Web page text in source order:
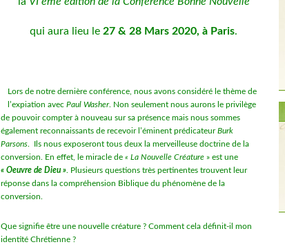
qui aura lieu le 27 & 28 Mars 2020, à Paris.
Lors de notre dernière conférence, nous avons considéré le thème de
l’expiation avec Paul Washer. Non seulement nous aurons le privilège
de pouvoir compter à nouveau sur sa présence mais nous sommes
également reconnaissants de recevoir l’éminent prédicateurBurk
Parsons.
Ils nous exposeront tous deux la merveilleuse doctrine de la
conversion. En effet, le miracle de « La Nouvelle Créature » est une
« Oeuvre de Dieu ». Plusieurs questions très pertinentes trouvent leur
réponse dans la compréhension Biblique du phénomène de la
conversion.
Que signifie être une nouvelle créature ? Comment cela définit-il mon
identité Chrétienne ?